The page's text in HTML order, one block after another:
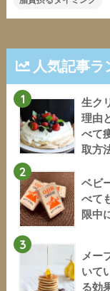
人気記事ラ
1
生ク
理由
べて
取方
2
ベビ
べて
限中
3
メー
いて
る効